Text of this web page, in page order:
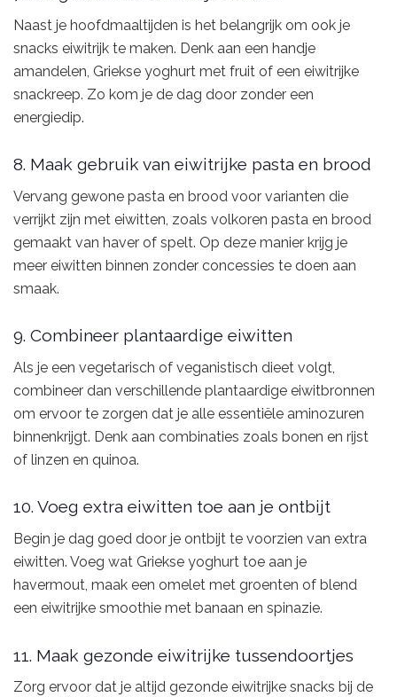
Naast je hoofdmaaltijden is het belangrijk om ook je
snacks eiwitrijk te maken. Denk aan een handje
amandelen, Griekse yoghurt met fruit of een eiwitrijke
snackreep. Zo kom je de dag door zonder een
energiedip.
8. Maak gebruik van eiwitrijke pasta en brood
Vervang gewone pasta en brood voor varianten die
verrijkt zijn met eiwitten, zoals volkoren pasta en brood
gemaakt van haver of spelt. Op deze manier krijg je
meer eiwitten binnen zonder concessies te doen aan
smaak.
9. Combineer plantaardige eiwitten
Als je een vegetarisch of veganistisch dieet volgt,
combineer dan verschillende plantaardige eiwitbronnen
om ervoor te zorgen dat je alle essentiële aminozuren
binnenkrijgt. Denk aan combinaties zoals bonen en rijst
of linzen en quinoa.
10. Voeg extra eiwitten toe aan je ontbijt
Begin je dag goed door je ontbijt te voorzien van extra
eiwitten. Voeg wat Griekse yoghurt toe aan je
havermout, maak een omelet met groenten of blend
een eiwitrijke smoothie met banaan en spinazie.
11. Maak gezonde eiwitrijke tussendoortjes
Zorg ervoor dat je altijd gezonde eiwitrijke snacks bij de